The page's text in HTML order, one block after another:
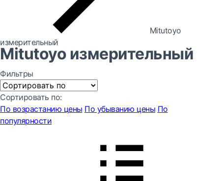
Mitutoyo
измерительный
Mitutoyo измерительный
Фильтры
Сортировать по:
По возрастанию цены По убыванию цены По
популярности